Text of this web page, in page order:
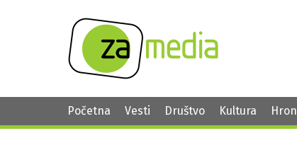
Početna Vesti Društvo Kultura